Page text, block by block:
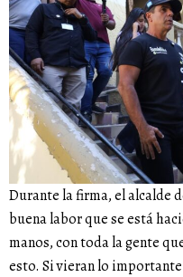
Durante la firma, el alcalde
buena labor que se está
manos, con toda la gente
esto. Si vieran lo